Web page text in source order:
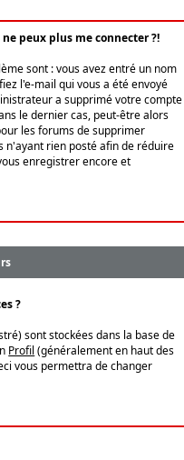
peux plus me connecter ?!
sont : vous avez entré un nom
l'e-mail qui vous a été envoyé
a supprimé votre compte
le dernier cas, peut-être alors
les forums de supprimer
n'ayant rien posté afin de réduire
enregistrer encore et
?
sont stockées dans la base de
Profil (généralement en haut des
vous permettra de changer